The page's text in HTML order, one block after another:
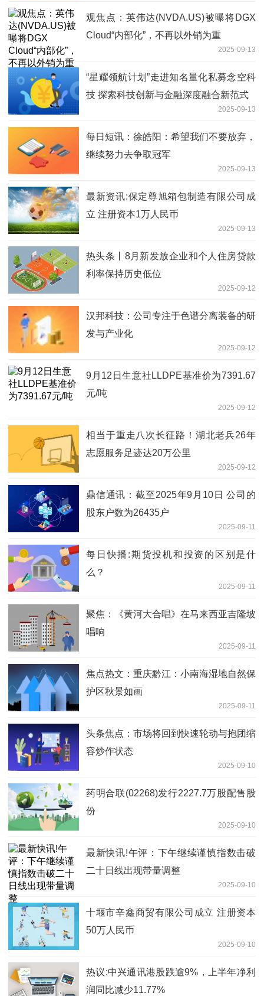
观焦点：英伟达(NVDA.US)被曝将DGX
Cloud“内部化”，不再以外销为重
2025-09-13
“星耀领航计划”走进知名量化私募念空科
技 探索科技创新与金融深度融合新范式
2025-09-13
每日短讯：徐皓阳：希望我们不要放弃，
继续努力去争取冠军
2025-09-13
最新资讯:保定尊旭箱包制造有限公司成
立 注册资本1万人民币
2025-09-13
热头条丨8月新发放企业和个人住房贷款
利率保持历史低位
2025-09-12
汉邦科技：公司专注于色谱分离装备的研
发与产业化
2025-09-12
9月12日生意社LLDPE基准价为7391.67
元/吨
2025-09-12
相当于重走八次长征路！湖北老兵26年
志愿服务足迹达20万公里
2025-09-12
鼎信通讯：截至2025年9月10日 公司的
股东户数为26435户
2025-09-11
每日快播:期货投机和投资的区别是什
么？
2025-09-11
聚焦：《黄河大合唱》在马来西亚吉隆坡
唱响
2025-09-11
焦点热文：重庆黔江：小南海湿地自然保
护区秋景如画
2025-09-11
头条焦点：市场将回到快速轮动与抱团缩
容炒作状态
2025-09-10
药明合联(02268)发行2227.7万股配售股
份
2025-09-10
最新快讯!午评：下午继续谨慎指数击破
二十日线出现带量调整
2025-09-10
十堰市辛鑫商贸有限公司成立 注册资本
50万人民币
2025-09-10
热议:中兴通讯港股跌逾9%，上半年净利
润同比减少11.77%